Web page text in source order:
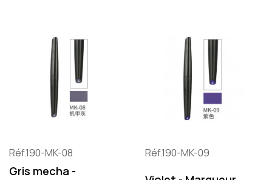
Réf.190-MK-08
Gris mecha -
Réf.190-MK-09